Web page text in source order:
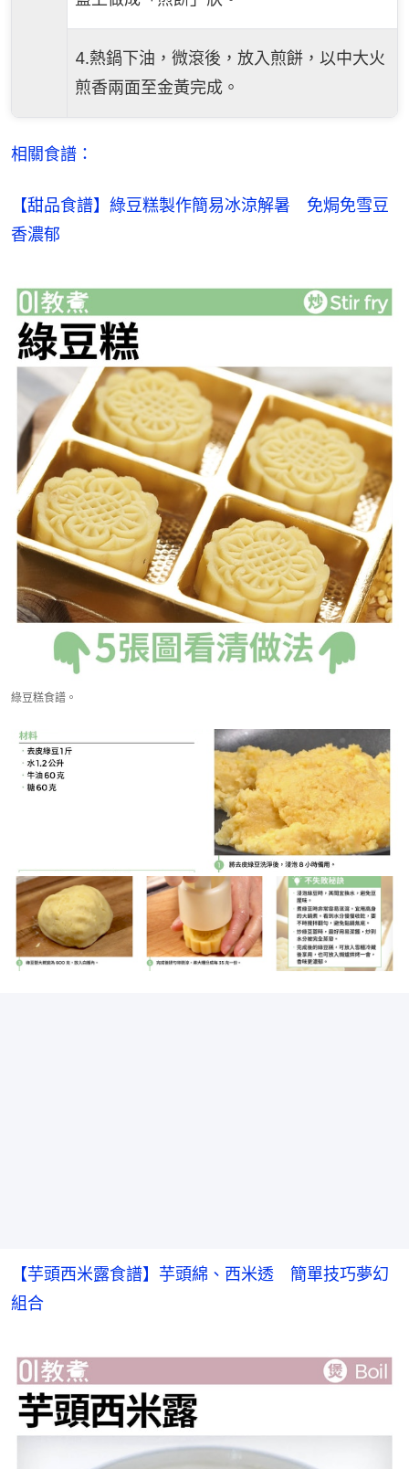
4.熱鍋下油，微滾後，放入煎餅，以中大火
煎香兩面至金黃完成。
相關食譜：
【甜品食譜】綠豆糕製作簡易冰涼解暑　免焗免雪豆
香濃郁
綠豆糕食譜。
【芋頭西米露食譜】芋頭綿、西米透　簡單技巧夢幻
組合